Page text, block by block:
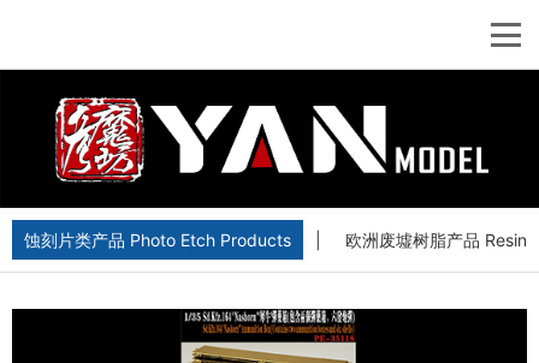
蚀刻片类产品 Photo Etch Products 欧洲废墟树脂产品 Resin